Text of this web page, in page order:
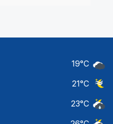
19°C
21°C
23°C